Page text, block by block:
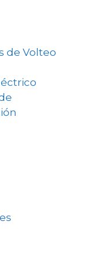
de Volteo